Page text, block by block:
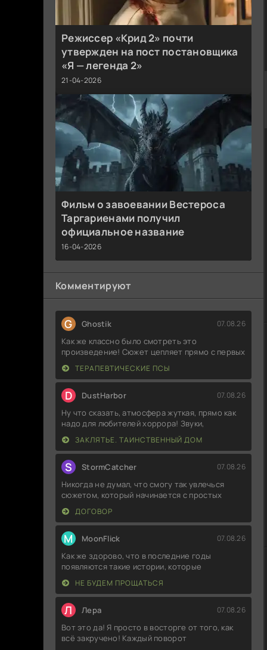
Режиссер «Крид 2» почти
утвержден на пост постановщика
«Я — легенда 2»
21-04-2026
Фильм о завоевании Вестероса
Таргариенами получил
официальное название
16-04-2026
Комментируют
G Ghostik 07.08.26
Как же классно было смотреть это
произведение! Сюжет цепляет прямо с первых
ТЕРАПЕВТИЧЕСКИЕ ПСЫ
D DustHarbor 07.08.26
Ну что сказать, атмосфера жуткая, прямо как
надо для любителей хоррора! Звуки,
ЗАКЛЯТЬЕ. ТАИНСТВЕННЫЙ ДОМ
S StormCatcher 07.08.26
Никогда не думал, что смогу так увлечься
сюжетом, который начинается с простых
ДОГОВОР
M MoonFlick 07.08.26
Как же здорово, что в последние годы
появляются такие истории, которые
НЕ БУДЕМ ПРОЩАТЬСЯ
Л Лера 07.08.26
Вот это да! Я просто в восторге от того, как
всё закручено! Каждый поворот